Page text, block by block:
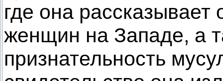
где она
женщин на Западе, а
признательность